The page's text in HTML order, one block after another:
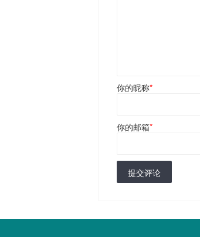
你的昵称*
你的邮箱*
提交评论